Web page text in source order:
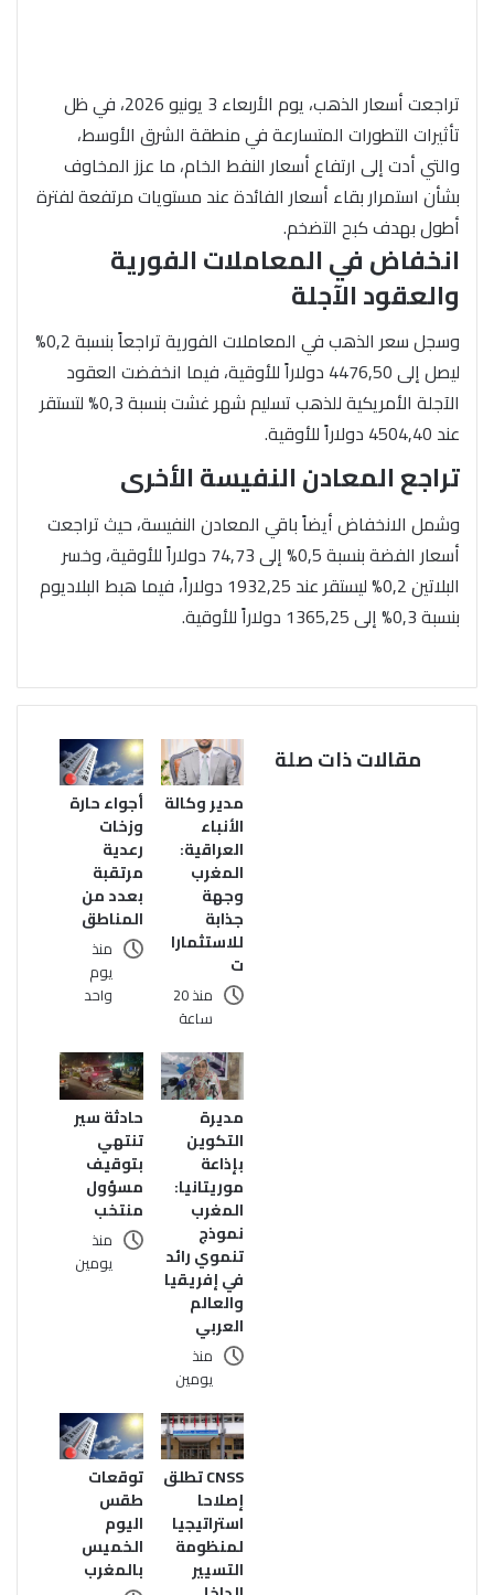
تراجعت أسعار الذهب، يوم الأربعاء 3 يونيو 2026، في ظل
تأثيرات التطورات المتسارعة في منطقة الشرق الأوسط،
والتي أدت إلى ارتفاع أسعار النفط الخام، ما عزز المخاوف
بشأن استمرار بقاء أسعار الفائدة عند مستويات مرتفعة لفترة
أطول بهدف كبح التضخم.
انخفاض في المعاملات الفورية
والعقود الآجلة
وسجل سعر الذهب في المعاملات الفورية تراجعاً بنسبة 0,2%
ليصل إلى 4476,50 دولاراً للأوقية، فيما انخفضت العقود
الآجلة الأمريكية للذهب تسليم شهر غشت بنسبة 0,3% لتستقر
عند 4504,40 دولاراً للأوقية.
تراجع المعادن النفيسة الأخرى
وشمل الانخفاض أيضاً باقي المعادن النفيسة، حيث تراجعت
أسعار الفضة بنسبة 0,5% إلى 74,73 دولاراً للأوقية، وخسر
البلاتين 0,2% ليستقر عند 1932,25 دولاراً، فيما هبط البلاديوم
بنسبة 0,3% إلى 1365,25 دولاراً للأوقية.
مقالات ذات صلة
مدير وكالة
الأنباء
العراقية:
المغرب
وجهة
جذابة
للاستثمارا
ت
منذ 20
ساعة
أجواء حارة
وزخات
رعدية
مرتقبة
بعدد من
المناطق
منذ
يوم
واحد
مديرة
التكوين
بإذاعة
موريتانيا:
المغرب
نموذج
تنموي رائد
في إفريقيا
والعالم
العربي
منذ
يومين
حادثة سير
تنتهي
بتوقيف
مسؤول
منتخب
منذ
يومين
CNSS تطلق
إصلاحا
استراتيجيا
لمنظومة
التسيير
توقعات
طقس
اليوم
الخميس
بالمغرب